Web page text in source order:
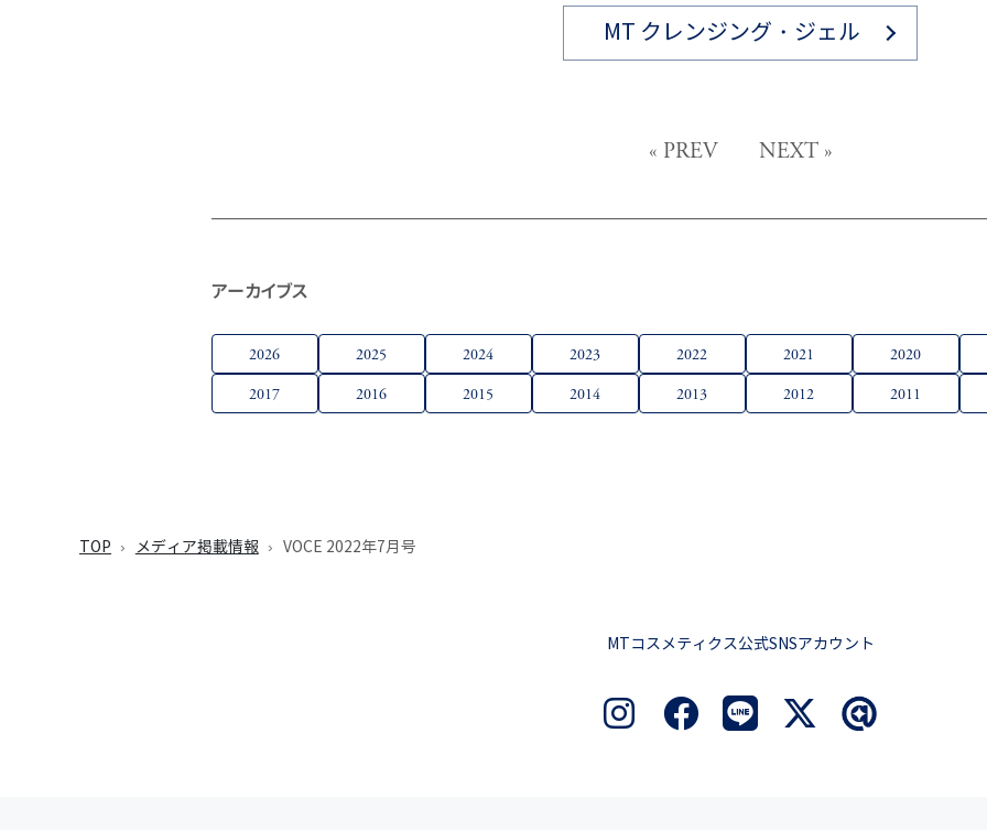
MT クレンジング・ジェル
« PREV NEXT»
アーカイブス
2026 2025 2024 2023 2022 2021 2020
2017
2016 2015 2014 2013 2012 2011
TOP メディア掲載情報 VOCE 2022年7月号
MTコスメティクス公式SNSアカウント